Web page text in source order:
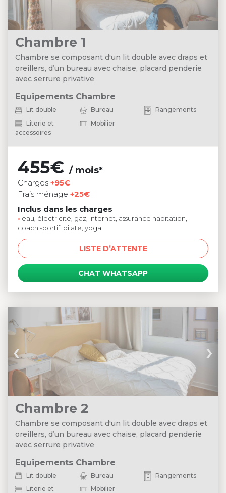
Chambre 1
Chambre se composant d'un lit double avec draps et
oreillers, d’un bureau avec chaise, placard penderie
avec serrure privative
Equipements Chambre
Lit double Bureau
Rangements
Literie et
accessoires
Mobilier
455€ / mois*
Charges +95€
Frais ménage +25€
Inclus dans les charges
• eau, électricité, gaz, internet, assurance habitation,
coach sportif, pilate, yoga
LISTE D’ATTENTE
CHAT WHATSAPP
‹ ›
Chambre 2
Chambre se composant d'un lit double avec draps et
oreillers, d’un bureau avec chaise, placard penderie
avec serrure privative
Equipements Chambre
Lit double Bureau
Rangements
Literie et
Mobilier